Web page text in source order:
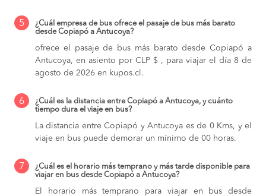
5
¿Cuál empresa de bus ofrece el pasaje de bus más barato
desde Copiapó a Antucoya?
ofrece el pasaje de bus más barato desde Copiapó a
Antucoya, en asiento por CLP $ , para viajar el día 8 de
agosto de 2026 en kupos.cl.
6
¿Cuál es la distancia entre Copiapó a Antucoya, y cuánto
tiempo dura el viaje en bus?
La distancia entre Copiapó y Antucoya es de 0 Kms, y el
viaje en bus puede demorar un mínimo de 00 horas.
7
¿Cuál es el horario más temprano y más tarde disponible para
viajar en bus desde Copiapó a Antucoya?
El horario más temprano para viajar en bus desde